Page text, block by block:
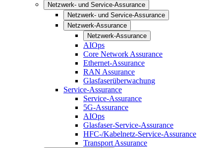
Netzwerk- und Service-Assurance
Netzwerk- und Service-Assurance
Netzwerk-Assurance
Netzwerk-Assurance
AIOps
Core Network Assurance
Ethernet-Assurance
RAN Assurance
Glasfaserüberwachung
Service-Assurance
Service-Assurance
5G-Assurance
AIOps
Glasfaser-Service-Assurance
HFC-/Kabelnetz-Service-Assurance
Transport Assurance